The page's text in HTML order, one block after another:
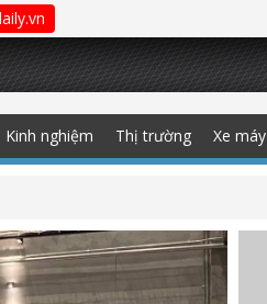
Kinh nghiệm Thị trường Xe máy